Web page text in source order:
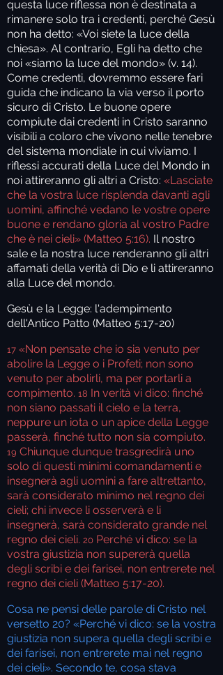
questa luce riflessa non è destinata a
rimanere solo tra i credenti, perché Gesù
non ha detto: «Voi siete la luce della
chiesa». Al contrario, Egli ha detto che
noi «siamo la luce del mondo» (v. 14).
Come credenti, dovremmo essere fari
guida che indicano la via verso il porto
sicuro di Cristo. Le buone opere
compiute dai credenti in Cristo saranno
visibili a coloro che vivono nelle tenebre
del sistema mondiale in cui viviamo. I
riflessi accurati della Luce del Mondo in
noi attireranno gli altri a Cristo: «Lasciate
che la vostra luce risplenda davanti agli
uomini, affinché vedano le vostre opere
buone e rendano gloria al vostro Padre
che è nei cieli» (Matteo 5:16). Il nostro
sale e la nostra luce renderanno gli altri
affamati della verità di Dio e li attireranno
alla Luce del mondo.
Gesù e la Legge: l'adempimento
dell'Antico Patto (Matteo 5:17-20)
17 «Non pensate che io sia venuto per
abolire la Legge o i Profeti; non sono
venuto per abolirli, ma per portarli a
compimento. 18 In verità vi dico: finché
non siano passati il cielo e la terra,
neppure un iota o un apice della Legge
passerà, finché tutto non sia compiuto.
19 Chiunque dunque trasgredirà uno
solo di questi minimi comandamenti e
insegnerà agli uomini a fare altrettanto,
sarà considerato minimo nel regno dei
cieli; chi invece li osserverà e li
insegnerà, sarà considerato grande nel
regno dei cieli. 20 Perché vi dico: se la
vostra giustizia non supererà quella
degli scribi e dei farisei, non entrerete nel
regno dei cieli (Matteo 5:17-20).
Cosa ne pensi delle parole di Cristo nel
versetto 20? «Perché vi dico: se la vostra
giustizia non supera quella degli scribi e
dei farisei, non entrerete mai nel regno
dei cieli». Secondo te, cosa stava